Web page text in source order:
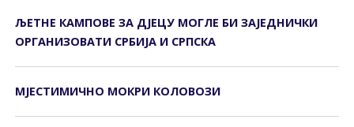
ЉЕТНЕ КАМПОВЕ ЗА ДЈЕЦУ МОГЛЕ БИ ЗАЈЕДНИЧКИ
ОРГАНИЗОВАТИ СРБИЈА И СРПСКА
МЈЕСТИМИЧНО МОКРИ КОЛОВОЗИ